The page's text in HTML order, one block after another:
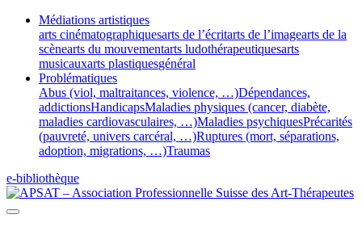
Médiations artistiques
arts cinématographiquesarts de l’écritarts de l’imagearts de la
scènearts du mouvementarts ludothérapeutiquesarts
musicauxarts plastiquesgénéral
Problématiques
Abus (viol, maltraitances, violence, …)Dépendances,
addictionsHandicapsMaladies physiques (cancer, diabète,
maladies cardiovasculaires, …)Maladies psychiquesPrécarités
(pauvreté, univers carcéral, …)Ruptures (mort, séparations,
adoption, migrations, …)Traumas
e-bibliothèque